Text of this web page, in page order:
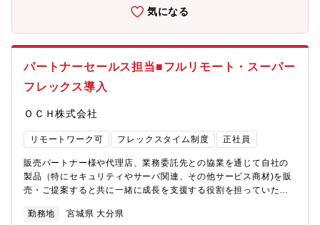
どこにお住まいの方でも勤務可能です。また、コアタイムのない7
す。予め設定されたみなし残業はありません。1分単位で超過勤務
雇用制度があります。・生産されたスラグはCO2排出量を抑える
ためにコンクリートの下に使用されていたり、肥料に使用された
り、海洋環境を整えるために使用されたりなど幅広く使用されて
おります。・ホイールローダーや油圧ショベルなどの大型機を多
数所有しているため専門作業も多く担っております。・転勤も当
面の間無いため、大分市で腰を据えて働きたい方歓迎です。【募
集背景】・組織拡大による管理系人員不足、今後のDX化に向けて
気になる
パートナーセールス担当■フルリモート・スーパー
フレックス導入
ＯＣＨ株式会社
リモートワーク可 フレックスタイム制度 正社員
販売パートナー様や代理店、業務委託先との協業を通じて自社の
製品（特にセキュリティやサーバ関連、その他サービス商材)を販
売・ご提案すると共に一緒に成長を支援する役割を担っていただ
て販売促進の実施・新規商材の発掘・代理店の新規開拓や契約締
勤務地 宮城県 大分県